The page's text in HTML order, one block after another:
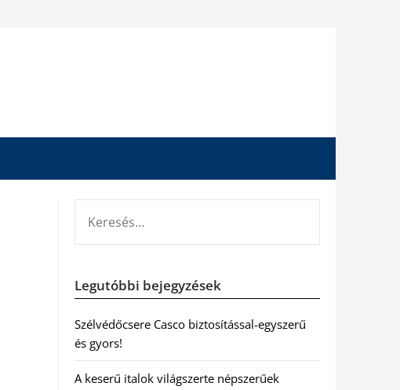
Legutóbbi bejegyzések
Szélvédőcsere Casco biztosítással-egyszerű
és gyors!
A keserű italok világszerte népszerűek